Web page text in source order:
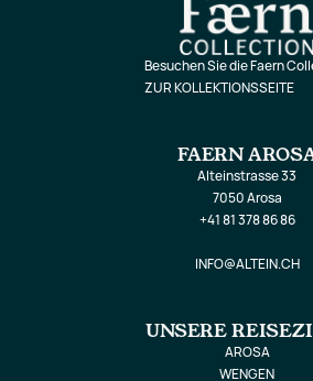
Besuchen Sie die Faern
ZUR KOLLEKTIONSSEITE
FAERN
Alteinstrasse 33
7050 Arosa
+41 81 378 86 86
INFO@ALTEIN.CH
UNSERE
AROSA
WENGEN